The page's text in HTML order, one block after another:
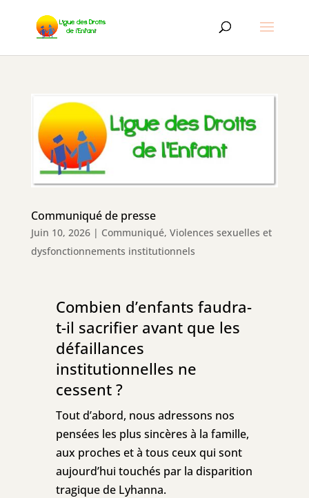
Communiqué de presse
Juin 10, 2026| Communiqué, Violences sexuelles et
dysfonctionnements institutionnels
Combien d’enfants faudra-
t-il sacrifier avant que les
défaillances
institutionnelles ne
cessent ?
Tout d’abord, nous adressons nos
pensées les plus sincères à la famille,
aux proches et à tous ceux qui sont
aujourd’hui touchés par la disparition
tragique de Lyhanna.